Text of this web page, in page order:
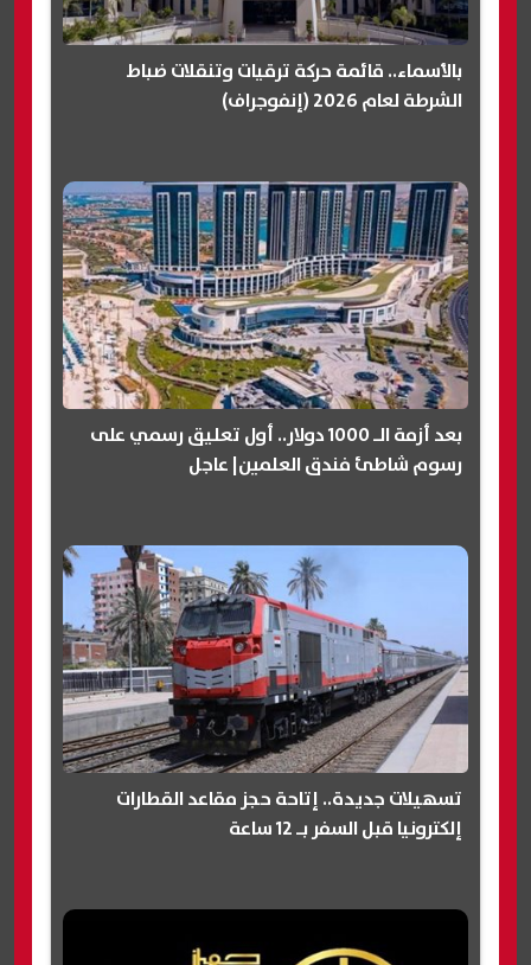
بالأسماء.. قائمة حركة ترقيات وتنقلات ضباط
الشرطة لعام 2026 (إنفوجراف)
بعد أزمة الـ 1000 دولار.. أول تعليق رسمي على
رسوم شاطئ فندق العلمين| عاجل
تسهيلات جديدة.. إتاحة حجز مقاعد القطارات
إلكترونيا قبل السفر بـ 12 ساعة